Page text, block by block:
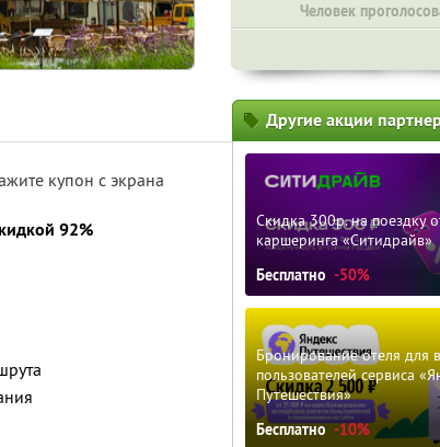
Человек
купон с экрана
92%
Другие акции
Скидка 300р. на поездку
каршеринга «Ситидрайв»
Бесплатно -50%
Бронирование отеля для
пользователей сервиса
Путешествия»
Бесплатно -10%